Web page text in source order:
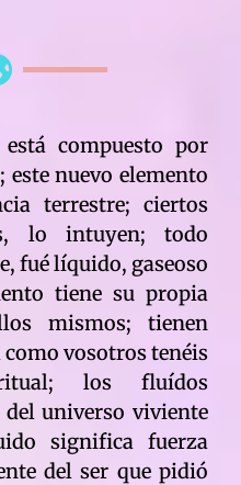
compuesto por
nuevo elemento
terrestre; ciertos
lo intuyen; todo
fué líquido, gaseoso
tiene su propia
mismos; tienen
vosotros tenéis
los fluídos
universo viviente
significa fuerza
del ser que pidió